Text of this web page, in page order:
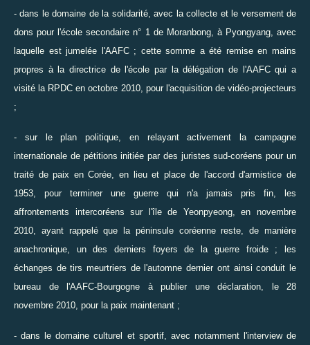
- dans le domaine de la solidarité, avec lacollecte et le versement de
dons pour l'école secondaire n° 1 de Moranbong, à Pyongyang, avec
laquelle est jumelée l'AAFC ; cette somme a été remise en mains
propres à la directrice de l'école par la délégation de l'AAFC qui a
visité la RPDC en octobre 2010, pour l'acquisition de vidéo-projecteurs
;
- sur le plan politique, en relayant activement la campagne
internationale de pétitions initiée par des juristes sud-coréens pour un
traité de paix en Corée, en lieu et place de l'accord d'armistice de
1953, pour terminer une guerre qui n'a jamais pris fin, les
affrontements intercoréens sur l'île de Yeonpyeong, en novembre
2010, ayant rappelé que la péninsule coréenne reste, de manière
anachronique, un des derniers foyers de la guerre froide ; les
échanges de tirs meurtriers de l'automne dernier ont ainsi conduit le
bureau de l'AAFC-Bourgogne à publier une déclaration, le 28
novembre 2010, pour la paix maintenant ;
- dans le domaine culturel et sportif, avec notamment l'interviewde